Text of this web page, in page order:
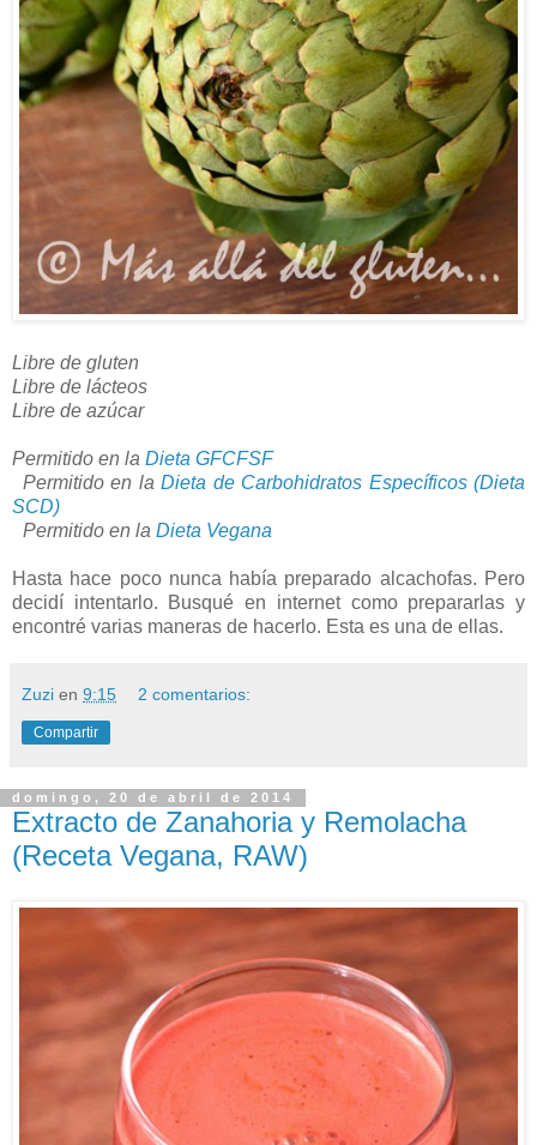
Libre de gluten
Libre de lácteos
Libre de azúcar
Permitido en la Dieta GFCFSF
Permitido en laDieta de Carbohidratos Específicos (Dieta
SCD)
Permitido en la Dieta Vegana
Hasta hace poco nunca había preparado alcachofas. Pero
decidí intentarlo. Busqué en internet como prepararlas y
encontré varias maneras de hacerlo. Esta es una de ellas.
Zuzi en 9:15 2 comentarios:
Compartir
domingo, 20 de abril de 2014
Extracto de Zanahoria y Remolacha
(Receta Vegana, RAW)